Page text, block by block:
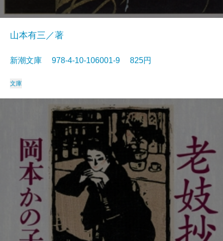
山本有三／著
新潮文庫 978-4-10-106001-9 825円
文庫